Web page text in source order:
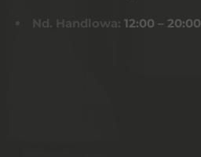
Nd. Handlowa: 12:00 – 20:00